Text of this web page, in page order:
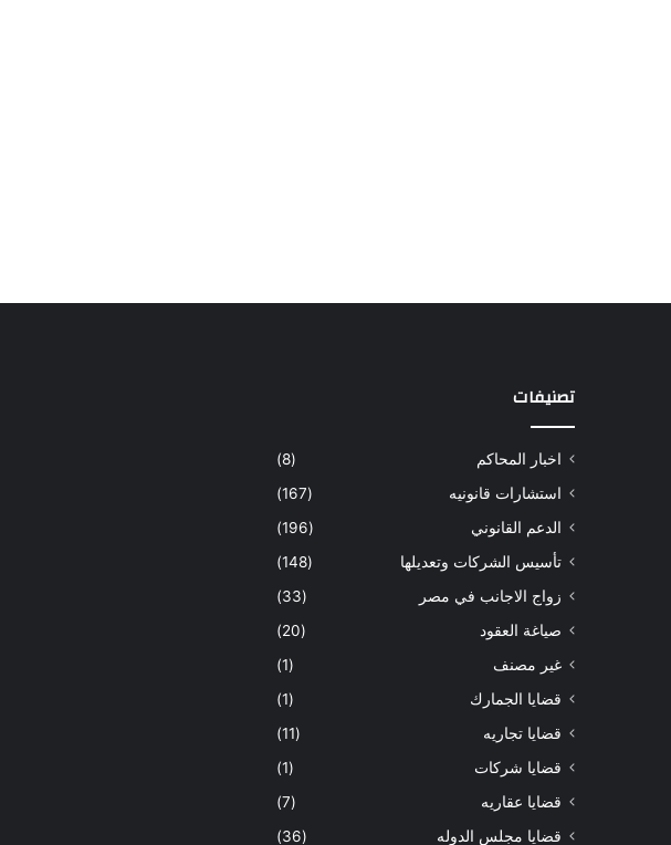
تصنيفات
اخبار المحاكم
(8)
استشارات قانونيه
(167)
الدعم القانوني
(196)
تأسيس الشركات وتعديلها
(148)
زواج الاجانب في مصر
(33)
صياغة العقود
(20)
غير مصنف
(1)
قضايا الجمارك
(1)
قضايا تجاريه
(11)
قضايا شركات
(1)
قضايا عقاريه
(7)
قضايا مجلس الدوله
(36)